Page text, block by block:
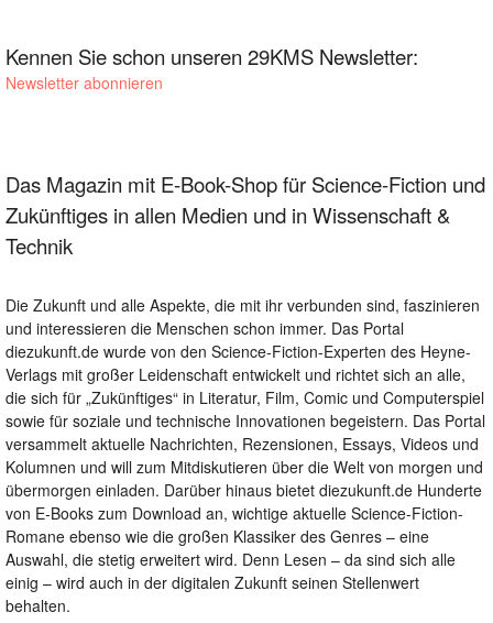
Kennen Sie schon unseren 29KMS Newsletter:
Newsletter abonnieren
Das Magazin mit E-Book-Shop für Science-Fiction und
Zukünftiges in allen Medien und in Wissenschaft &
Technik
Die Zukunft und alle Aspekte, die mit ihr verbunden sind, faszinieren
und interessieren die Menschen schon immer. Das Portal
diezukunft.de wurde von den Science-Fiction-Experten des Heyne-
Verlags mit großer Leidenschaft entwickelt und richtet sich an alle,
die sich für „Zukünftiges“ in Literatur, Film, Comic und Computerspiel
sowie für soziale und technische Innovationen begeistern. Das Portal
versammelt aktuelle Nachrichten, Rezensionen, Essays, Videos und
Kolumnen und will zum Mitdiskutieren über die Welt von morgen und
übermorgen einladen. Darüber hinaus bietet diezukunft.de Hunderte
von E-Books zum Download an, wichtige aktuelle Science-Fiction-
Romane ebenso wie die großen Klassiker des Genres – eine
Auswahl, die stetig erweitert wird. Denn Lesen – da sind sich alle
einig – wird auch in der digitalen Zukunft seinen Stellenwert
behalten.